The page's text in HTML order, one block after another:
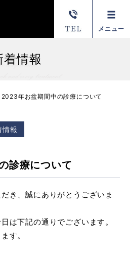
メニュー
着情報
2023年お盆期間中の診療について
情報
診療について
き、誠にありがとうございま
は下記の通りでございます。
す。